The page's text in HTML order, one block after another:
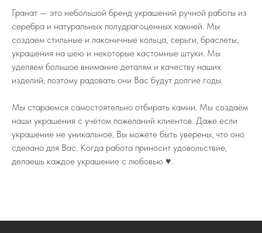
Гранат — это небольшой бренд украшений ручной работы из
серебра и натуральных полудрагоценных камней. Мы
создаем стильные и лаконичные кольца, серьги, браслеты,
украшения на шею и некоторые кастомные штуки. Мы
уделяем большое внимание деталям и качеству наших
изделий, поэтому радовать они Вас будут долгие годы.
Мы стараемся самостоятельно отбирать камни. Мы создаём
наши украшения с учётом пожеланий клиентов. Даже если
украшение не уникальное, Вы можете быть уверены, что оно
сделано для Вас. Когда работа приносит удовольствие,
делаешь каждое украшение с любовью ♥️.